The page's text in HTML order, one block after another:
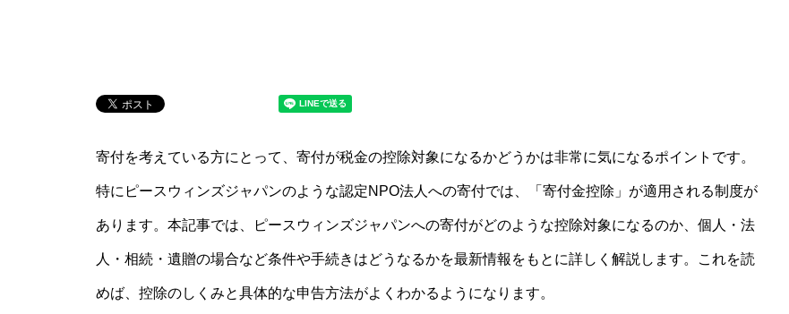
寄付を考えている方にとって、寄付が税金の控除対象になるかどうかは非常に気になるポイントです。
特にピースウィンズジャパンのような認定NPO法人への寄付では、「寄付金控除」が適用される制度が
あります。本記事では、ピースウィンズジャパンへの寄付がどのような控除対象になるのか、個人・法
人・相続・遺贈の場合など条件や手続きはどうなるかを最新情報をもとに詳しく解説します。これを読
めば、控除のしくみと具体的な申告方法がよくわかるようになります。